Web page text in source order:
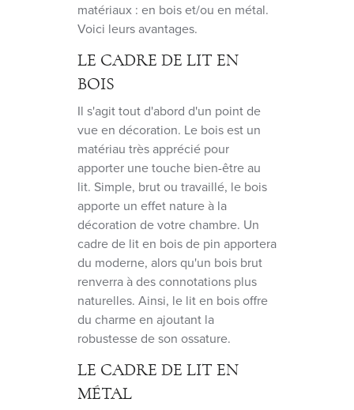
matériaux : en bois et/ou en métal.
Voici leurs avantages.
LE CADRE DE LIT EN
BOIS
Il s'agit tout d'abord d'un point de
vue en décoration. Le bois est un
matériau très apprécié pour
apporter une touche bien-être au
lit. Simple, brut ou travaillé, le bois
apporte un effet nature à la
décoration de votre chambre. Un
cadre de lit en bois de pin apportera
du moderne, alors qu'un bois brut
renverra à des connotations plus
naturelles. Ainsi, le lit en bois offre
du charme en ajoutant la
robustesse de son ossature.
LE CADRE DE LIT EN
MÉTAL